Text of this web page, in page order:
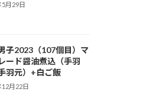
5月29日
子2023（107個目）マ
ード醤油煮込（手羽
羽元）+白ご飯
12月22日